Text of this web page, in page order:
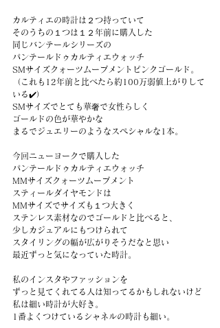
カルティエの時計は２つ持っていて
そのうちの１つは１２年前に購入した
同じバンテールシリーズの
パンテールドゥカルティエウォッチ
SMサイズクォーツムーブメントピンクゴールド。
（これも12年前と比べたら約100万弱値上がりして
いる✔️）
SMサイズでとても華奢で女性らしく
ゴールドの色が華やかな
まるでジュエリーのようなスペシャルな1本。
今回ニューヨークで購入した
パンテールドゥカルティエウォッチ
MMサイズクォーツムーブメント
スティールダイヤモンドは
MMサイズでサイズも１つ大きく
ステンレス素材なのでゴールドと比べると、
少しカジュアルにもつけられて
スタイリングの幅が広がりそうだなと思い
最近ずっと気になっていた時計。
私のインスタやファッションを
ずっと見てくれてる人は知ってるかもしれないけど
私は細い時計が大好き。
1番よくつけているシャネルの時計も細い。